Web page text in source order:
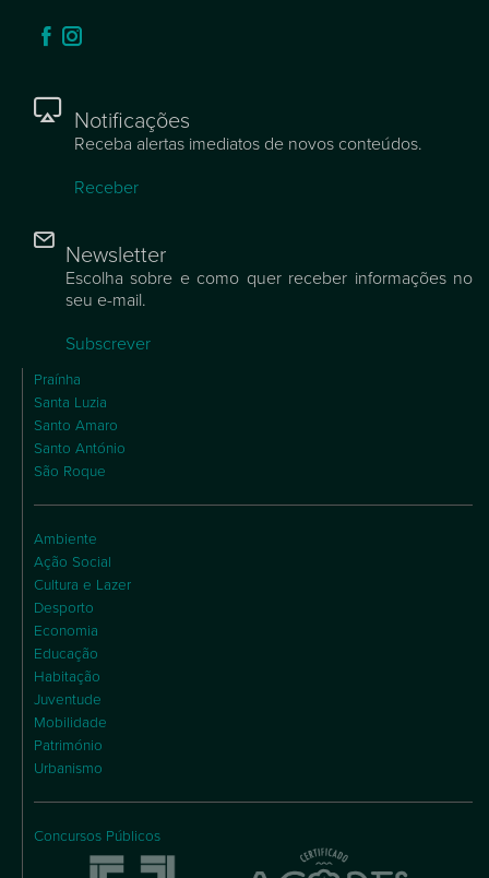
Notificações
Receba alertas imediatos de novos conteúdos.
Receber
Newsletter
Escolha sobre e como quer receber informações no
seu e-mail.
Subscrever
Praínha
Santa Luzia
Santo Amaro
Santo António
São Roque
Ambiente
Ação Social
Cultura e Lazer
Desporto
Economia
Educação
Habitação
Juventude
Mobilidade
Património
Urbanismo
Concursos Públicos